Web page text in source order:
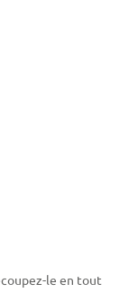
le en tout